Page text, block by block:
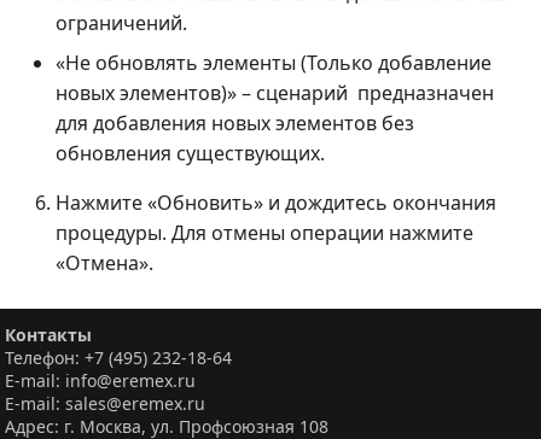
ограничений.
«Не обновлять элементы (Только добавление
новых элементов)» – сценарий предназначен
для добавления новых элементов без
обновления существующих.
Нажмите «Обновить» и дождитесь окончания
процедуры. Для отмены операции нажмите
«Отмена».
Контакты
Телефон: +7 (495) 232-18-64
E-mail: info@eremex.ru
E-mail: sales@eremex.ru
Адрес: г. Москва, ул. Профсоюзная 108